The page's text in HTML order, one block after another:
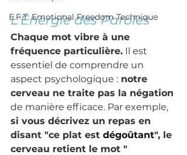
E.F.T. Emotional Freedom Technique
L'Énergie des Paroles
Chaque mot vibre à une
fréquence particulière. Il est
essentiel de comprendre un
aspect psychologique : notre
cerveau ne traite pas la négation
de manière efficace. Par exemple,
si vous décrivez un repas en
disant "ce plat est dégoûtant", le
cerveau retient le mot "